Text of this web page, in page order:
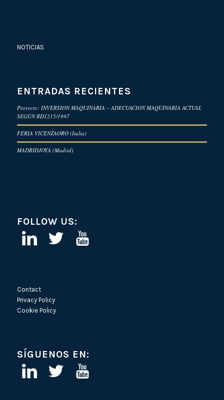
NOTICIAS
ENTRADAS RECIENTES
Proyecto: INVERSION MAQUINARIA – ADECUACION MAQUINARIA ACTUAL
SEGÚN RD1215/1997
FERIA VICENZAORO (Italia)
MADRIDJOYA (Madrid)
FOLLOW US:
Contact
Privacy Policy
Cookie Policy
SÍGUENOS EN: